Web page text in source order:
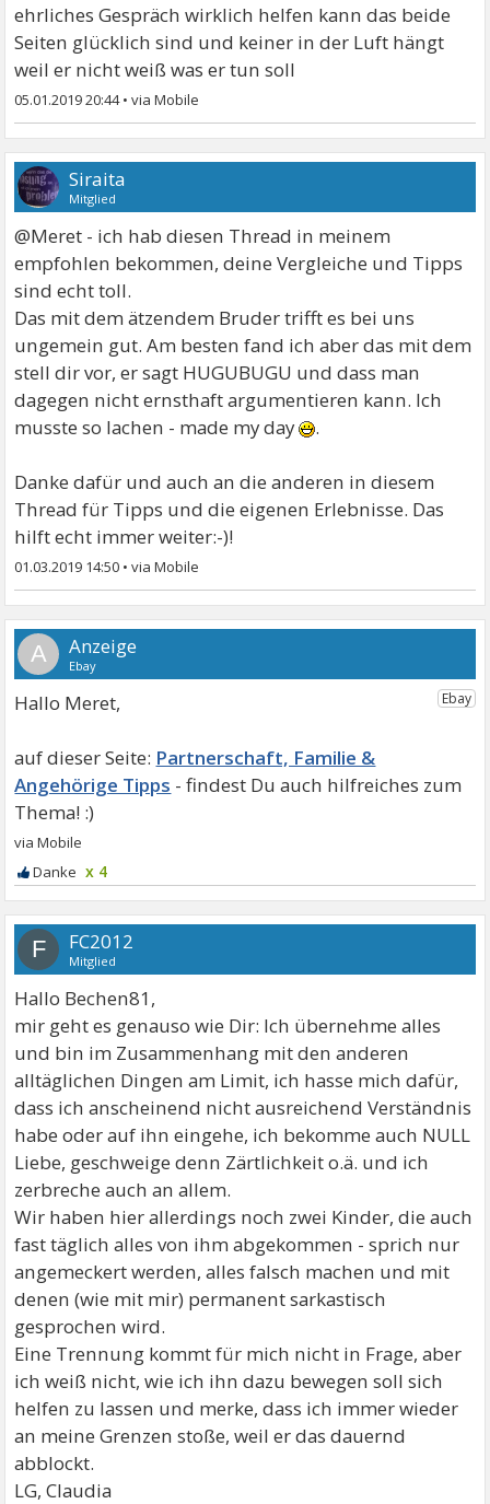
ehrliches Gespräch wirklich helfen kann das beide
Seiten glücklich sind und keiner in der Luft hängt
weil er nicht weiß was er tun soll
05.01.2019 20:44•
Siraita
Mitglied
@Meret - ich hab diesen Thread in meinem
empfohlen bekommen, deine Vergleiche und Tipps
sind echt toll.
Das mit dem ätzendem Bruder trifft es bei uns
ungemein gut. Am besten fand ich aber das mit dem
stell dir vor, er sagt HUGUBUGU und dass man
dagegen nicht ernsthaft argumentieren kann. Ich
musste so lachen - made my day
.
Danke dafür und auch an die anderen in diesem
Thread für Tipps und die eigenen Erlebnisse. Das
hilft echt immer weiter:-)!
01.03.2019 14:50 •
A
Hallo Meret,
Partnerschaft, Familie &
Angehörige Tipps
x 4
F FC2012
Mitglied
Hallo Bechen81,
mir geht es genauso wie Dir: Ich übernehme alles
und bin im Zusammenhang mit den anderen
alltäglichen Dingen am Limit, ich hasse mich dafür,
dass ich anscheinend nicht ausreichend Verständnis
habe oder auf ihn eingehe, ich bekomme auch NULL
Liebe, geschweige denn Zärtlichkeit o.ä. und ich
zerbreche auch an allem.
Wir haben hier allerdings noch zwei Kinder, die auch
fast täglich alles von ihm abgekommen - sprich nur
angemeckert werden, alles falsch machen und mit
denen (wie mit mir) permanent sarkastisch
gesprochen wird.
Eine Trennung kommt für mich nicht in Frage, aber
ich weiß nicht, wie ich ihn dazu bewegen soll sich
helfen zu lassen und merke, dass ich immer wieder
an meine Grenzen stoße, weil er das dauernd
abblockt.
LG, Claudia